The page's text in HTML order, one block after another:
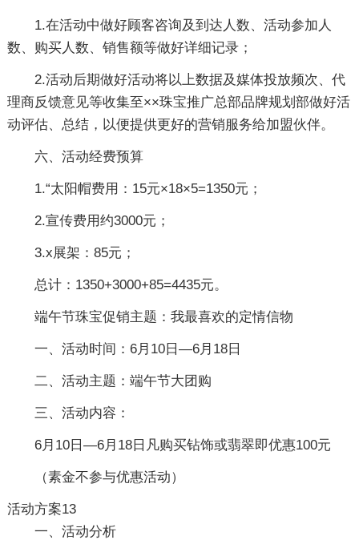
1.在活动中做好顾客咨询及到达人数、活动参加人
数、购买人数、销售额等做好详细记录；
2.活动后期做好活动将以上数据及媒体投放频次、代
理商反馈意见等收集至××珠宝推广总部品牌规划部做好活
动评估、总结，以便提供更好的营销服务给加盟伙伴。
六、活动经费预算
1.“太阳帽费用：15元×18×5=1350元；
2.宣传费用约3000元；
3.x展架：85元；
总计：1350+3000+85=4435元。
端午节珠宝促销主题：我最喜欢的定情信物
一、活动时间：6月10日—6月18日
二、活动主题：端午节大团购
三、活动内容：
6月10日—6月18日凡购买钻饰或翡翠即优惠100元
（素金不参与优惠活动）
活动方案13
一、活动分析